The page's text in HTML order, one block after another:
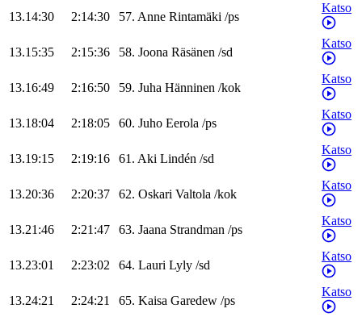
13.14:30 2:14:30 57. Anne Rintamäki /ps
Katso
13.15:35 2:15:36 58. Joona Räsänen /sd
Katso
13.16:49 2:16:50 59. Juha Hänninen /kok
Katso
13.18:04 2:18:05 60. Juho Eerola /ps
Katso
13.19:15 2:19:16 61. Aki Lindén /sd
Katso
13.20:36 2:20:37 62. Oskari Valtola /kok
Katso
13.21:46 2:21:47 63. Jaana Strandman /ps
Katso
13.23:01 2:23:02 64. Lauri Lyly /sd
Katso
13.24:21 2:24:21 65. Kaisa Garedew /ps
Katso